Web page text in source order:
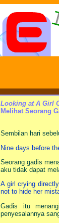
Looking at A Girl
Melihat Seorang
Sembilan hari
Nine days before
Seorang gadis
aku tidak dapat
A girl crying
not to hide her
Gadis itu
penyesalannya